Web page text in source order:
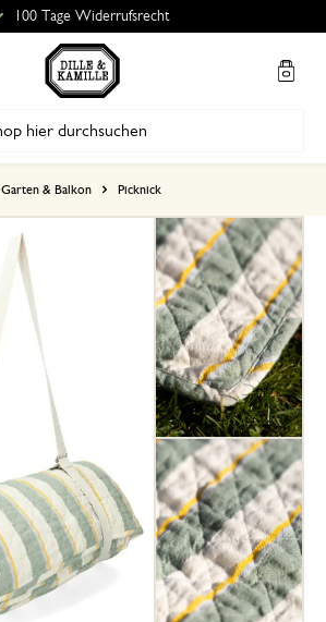
100 Tage Widerrufsrecht
Garten & Balkon Picknick
4
3
2
1
20. Juli 2026
Nur Bewertung, ohne Kommentar
Einfach toll